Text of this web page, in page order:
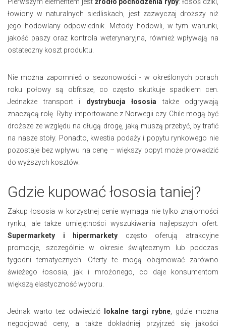
łowiony w naturalnych siedliskach, jest zazwyczaj droższy niż
jego hodowlany odpowiednik. Metody hodowli, w tym warunki,
jakość paszy oraz kontrola weterynaryjna, również wpływają na
ostateczny koszt produktu.
Nie można zapomnieć o sezonowości - w określonych porach
roku połowy są obfitsze, co często skutkuje spadkiem cen.
Jednakże transport i dystrybucja łososia także odgrywają
znaczącą rolę. Ryby importowane z Norwegii czy Chile mogą być
droższe ze względu na długą drogę, jaką muszą przebyć, by trafić
na nasze stoły. Ponadto, kwestia podaży i popytu rynkowego nie
pozostaje bez wpływu na cenę – większy popyt może prowadzić
do wyższych kosztów.
Gdzie kupować łososia taniej?
Zakup łososia w korzystnej cenie wymaga nie tylko znajomości
rynku, ale także umiejętności wyszukiwania najlepszych ofert.
Supermarkety i hipermarkety często oferują atrakcyjne
promocje, szczególnie w okresie świątecznym lub podczas
tygodni tematycznych. Oferty te mogą obejmować zarówno
świeżego łososia, jak i mrożonego, co daje konsumentom
większą elastyczność wyboru.
Jednak warto też odwiedzić lokalne targi rybne , gdzie można
negocjować ceny, a także dokładniej przyjrzeć się jakości